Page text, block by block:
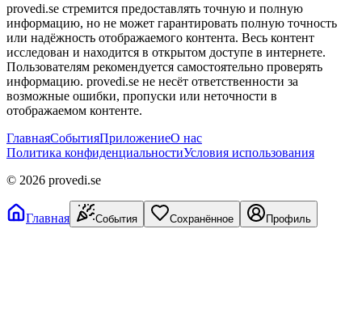
provedi.se стремится предоставлять точную и полную
информацию, но не может гарантировать полную точность
или надёжность отображаемого контента. Весь контент
исследован и находится в открытом доступе в интернете.
Пользователям рекомендуется самостоятельно проверять
информацию. provedi.se не несёт ответственности за
возможные ошибки, пропуски или неточности в
отображаемом контенте.
ГлавнаяСобытияПриложениеО нас
Политика конфиденциальностиУсловия использования
© 2026 provedi.se
Главная События Сохранённое Профиль